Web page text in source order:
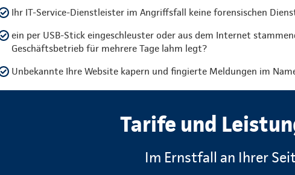
Ihr IT-Service-Dienstleister im Angriffsfall keine forensischen
ein per USB-Stick eingeschleuster oder aus dem Internet
Geschäftsbetrieb für mehrere Tage lahm legt?
Unbekannte Ihre Website kapern und fingierte Meldungen im
Tarife und
Im Ernstfall an Ihrer